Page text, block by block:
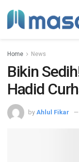
Home News
Bikin
Hadid
by Ahlul Fikar